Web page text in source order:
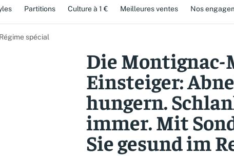
Partitions Culture à 1 € Meilleures ventes Nos
Régime spécial
Die
Einsteiger:
hungern.
immer. Mit
Sie gesund im